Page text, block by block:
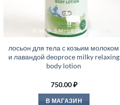
лосьон для тела с козьим молоком
и лавандой deoproce milky relaxing
body lotion
750.00₽
В МАГАЗИН